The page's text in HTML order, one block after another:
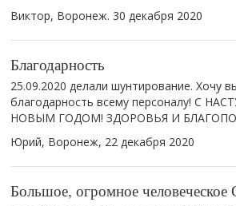
Виктор, Воронеж. 30 декабря 2020
Благодарность
25.09.2020 делали шунтирование. Хочу
благодарность всему персоналу! С
НОВЫМ ГОДОМ! ЗДОРОВЬЯ И
Юрий, Воронеж, 22 декабря 2020
Большое, огромное